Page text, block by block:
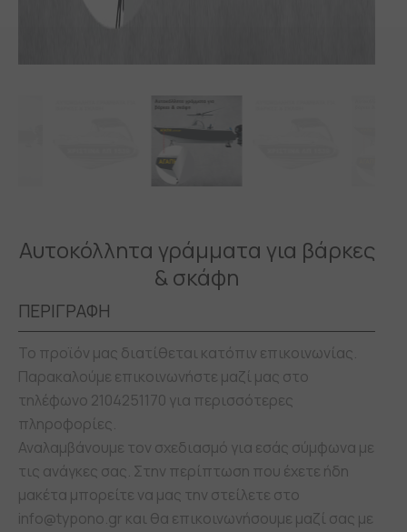
Αυτοκόλλητα γράμματα για βάρκες
& σκάφη
ΠΕΡΙΓΡΑΦΗ
Το προϊόν μας διατίθεται κατόπιν επικοινωνίας.
Παρακαλούμε επικοινωνήστε μαζί μας στο
τηλέφωνο 2104251170 για περισσότερες
πληροφορίες.
Αναλαμβάνουμε τον σχεδιασμό για εσάς σύμφωνα με
τις ανάγκες σας. Στην περίπτωση που έχετε ήδη
μακέτα μπορείτε να μας την στείλετε στο
info@typono.gr και θα επικοινωνήσουμε μαζί σας με